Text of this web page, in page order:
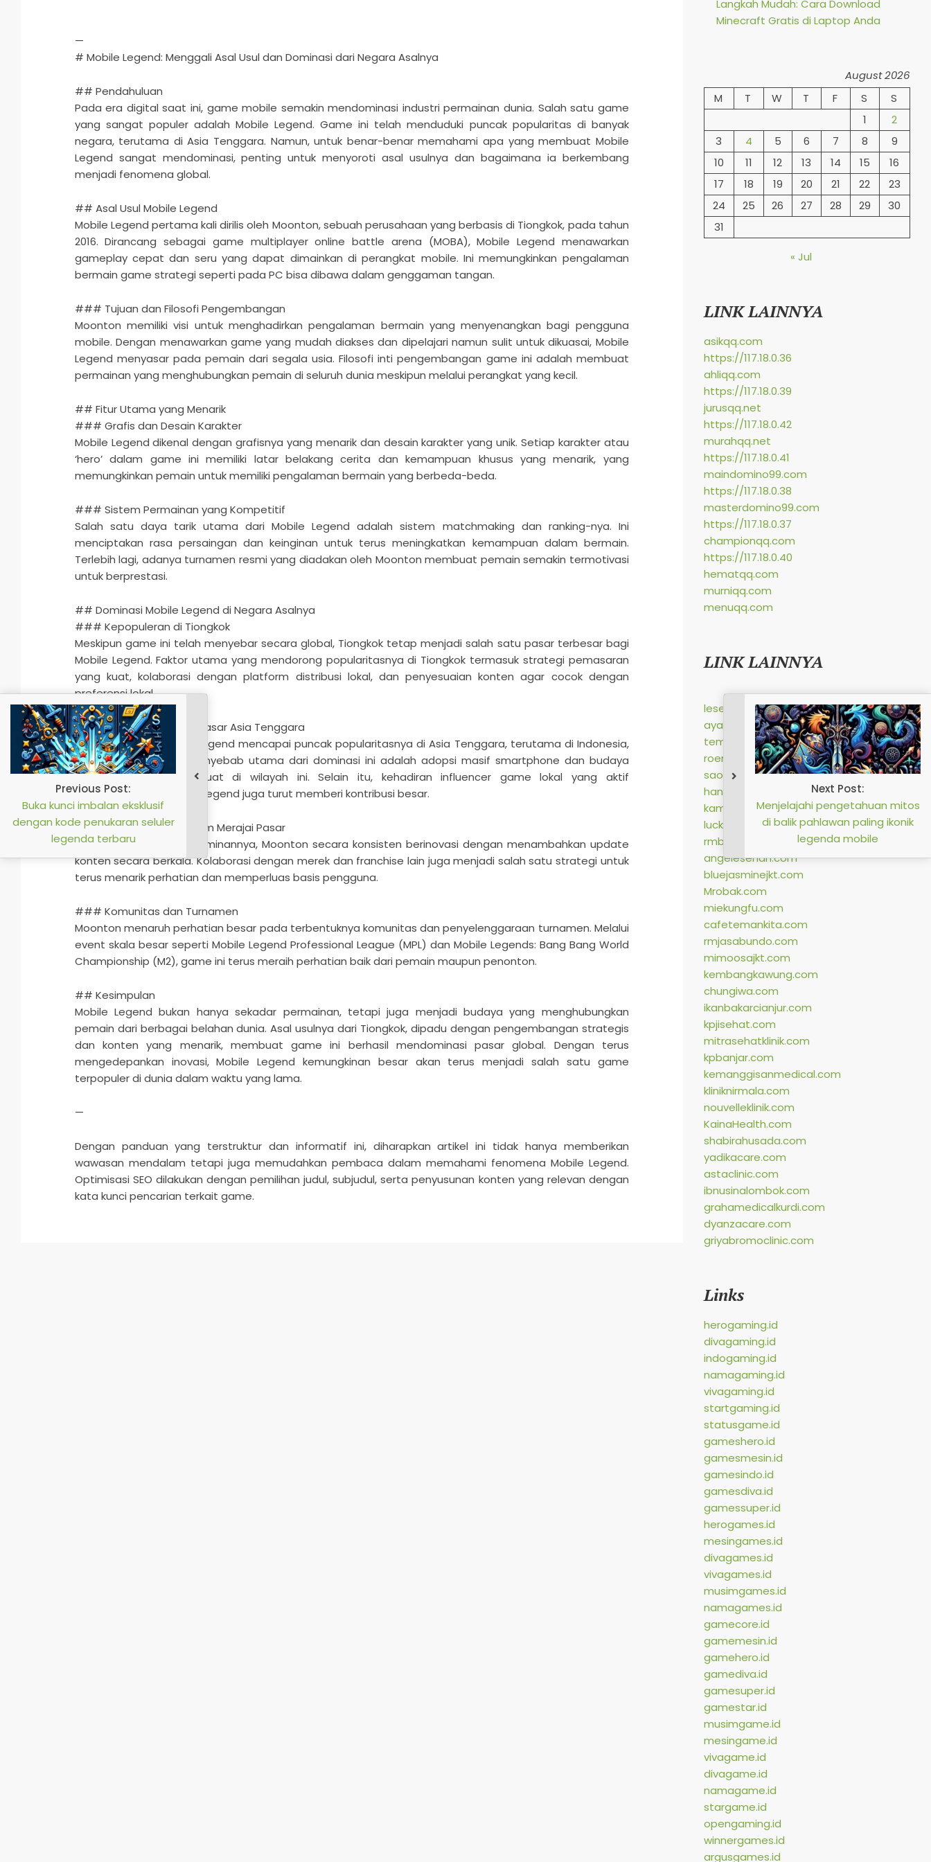
—
# Mobile Legend: Menggali Asal Usul dan Dominasi dari Negara Asalnya
## Pendahuluan
Pada era digital saat ini, game mobile semakin mendominasi industri permainan dunia. Salah satu game
yang sangat populer adalah Mobile Legend. Game ini telah menduduki puncak popularitas di banyak
negara, terutama di Asia Tenggara. Namun, untuk benar-benar memahami apa yang membuat Mobile
Legend sangat mendominasi, penting untuk menyoroti asal usulnya dan bagaimana ia berkembang
menjadi fenomena global.
## Asal Usul Mobile Legend
Mobile Legend pertama kali dirilis oleh Moonton, sebuah perusahaan yang berbasis di Tiongkok, pada tahun
2016. Dirancang sebagai game multiplayer online battle arena (MOBA), Mobile Legend menawarkan
gameplay cepat dan seru yang dapat dimainkan di perangkat mobile. Ini memungkinkan pengalaman
bermain game strategi seperti pada PC bisa dibawa dalam genggaman tangan.
### Tujuan dan Filosofi Pengembangan
Moonton memiliki visi untuk menghadirkan pengalaman bermain yang menyenangkan bagi pengguna
mobile. Dengan menawarkan game yang mudah diakses dan dipelajari namun sulit untuk dikuasai, Mobile
Legend menyasar pada pemain dari segala usia. Filosofi inti pengembangan game ini adalah membuat
permainan yang menghubungkan pemain di seluruh dunia meskipun melalui perangkat yang kecil.
## Fitur Utama yang Menarik
### Grafis dan Desain Karakter
Mobile Legend dikenal dengan grafisnya yang menarik dan desain karakter yang unik. Setiap karakter atau
‘hero’ dalam game ini memiliki latar belakang cerita dan kemampuan khusus yang menarik, yang
memungkinkan pemain untuk memiliki pengalaman bermain yang berbeda-beda.
### Sistem Permainan yang Kompetitif
Salah satu daya tarik utama dari Mobile Legend adalah sistem matchmaking dan ranking-nya. Ini
menciptakan rasa persaingan dan keinginan untuk terus meningkatkan kemampuan dalam bermain.
Terlebih lagi, adanya turnamen resmi yang diadakan oleh Moonton membuat pemain semakin termotivasi
untuk berprestasi.
## Dominasi Mobile Legend di Negara Asalnya
### Kepopuleran di Tiongkok
Meskipun game ini telah menyebar secara global, Tiongkok tetap menjadi salah satu pasar terbesar bagi
Mobile Legend. Faktor utama yang mendorong popularitasnya di Tiongkok termasuk strategi pemasaran
yang kuat, kolaborasi dengan platform distribusi lokal, dan penyesuaian konten agar cocok dengan
preferensi lokal.
### Perkembangan di Pasar Asia Tenggara
Di luar Tiongkok, Mobile Legend mencapai puncak popularitasnya di Asia Tenggara, terutama di Indonesia,
Filipina, dan Malaysia. Penyebab utama dari dominasi ini adalah adopsi masif smartphone dan budaya
bermain game yang kuat di wilayah ini. Selain itu, kehadiran influencer game lokal yang aktif
mempromosikan Mobile Legend juga turut memberi kontribusi besar.
## Upaya Moonton dalam Merajai Pasar
Untuk menjaga posisi dominannya, Moonton secara konsisten berinovasi dengan menambahkan update
konten secara berkala. Kolaborasi dengan merek dan franchise lain juga menjadi salah satu strategi untuk
terus menarik perhatian dan memperluas basis pengguna.
### Komunitas dan Turnamen
Moonton menaruh perhatian besar pada terbentuknya komunitas dan penyelenggaraan turnamen. Melalui
event skala besar seperti Mobile Legend Professional League (MPL) dan Mobile Legends: Bang Bang World
Championship (M2), game ini terus meraih perhatian baik dari pemain maupun penonton.
## Kesimpulan
Mobile Legend bukan hanya sekadar permainan, tetapi juga menjadi budaya yang menghubungkan
pemain dari berbagai belahan dunia. Asal usulnya dari Tiongkok, dipadu dengan pengembangan strategis
dan konten yang menarik, membuat game ini berhasil mendominasi pasar global. Dengan terus
mengedepankan inovasi, Mobile Legend kemungkinan besar akan terus menjadi salah satu game
terpopuler di dunia dalam waktu yang lama.
—
Dengan panduan yang terstruktur dan informatif ini, diharapkan artikel ini tidak hanya memberikan
wawasan mendalam tetapi juga memudahkan pembaca dalam memahami fenomena Mobile Legend.
Optimisasi SEO dilakukan dengan pemilihan judul, subjudul, serta penyusunan konten yang relevan dengan
kata kunci pencarian terkait game.
Langkah Mudah: Cara Download
Minecraft Gratis di Laptop Anda
August 2026
M
T W T F S
S
1
2
3
4 5 6 7 8
9
10
11 12 13 14 15
16
17
18 19 20 21 22
23
24
25 26 27 28 29
30
31
« Jul
LINK LAINNYA
asikqq.com
https://117.18.0.36
ahliqq.com
https://117.18.0.39
jurusqq.net
https://117.18.0.42
murahqq.net
https://117.18.0.41
maindomino99.com
https://117.18.0.38
masterdomino99.com
https://117.18.0.37
championqq.com
https://117.18.0.40
hematqq.com
murniqq.com
menuqq.com
LINK LAINNYA
lesehangurame.com
ayambakar7saudara.com
tempongpns.com
roemahkuliner.com
saoenkkito.com
handayaniprima.com
kampungmakan.com
luckycatck.com
rmbakoelkita.com
angelesehan.com
bluejasminejkt.com
Mrobak.com
miekungfu.com
cafetemankita.com
rmjasabundo.com
mimoosajkt.com
kembangkawung.com
chungiwa.com
ikanbakarcianjur.com
kpjisehat.com
mitrasehatklinik.com
kpbanjar.com
kemanggisanmedical.com
kliniknirmala.com
nouvelleklinik.com
KainaHealth.com
shabirahusada.com
yadikacare.com
astaclinic.com
ibnusinalombok.com
grahamedicalkurdi.com
dyanzacare.com
griyabromoclinic.com
Links
herogaming.id
divagaming.id
indogaming.id
namagaming.id
vivagaming.id
startgaming.id
statusgame.id
gameshero.id
gamesmesin.id
gamesindo.id
gamesdiva.id
gamessuper.id
herogames.id
mesingames.id
divagames.id
vivagames.id
musimgames.id
namagames.id
gamecore.id
gamemesin.id
gamehero.id
gamediva.id
gamesuper.id
gamestar.id
musimgame.id
mesingame.id
vivagame.id
divagame.id
namagame.id
stargame.id
opengaming.id
winnergames.id
argusgames.id